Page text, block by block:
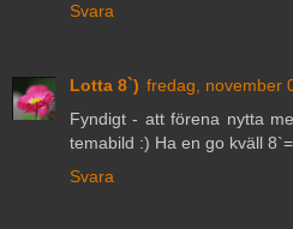
Svara
Lotta 8`) fredag, november
Fyndigt - att förena nytta
temabild :) Ha en go kväll 8`=
Svara